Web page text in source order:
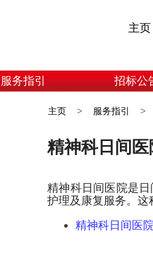
主页
服务指引 招标公
主页 > 服务指引 >